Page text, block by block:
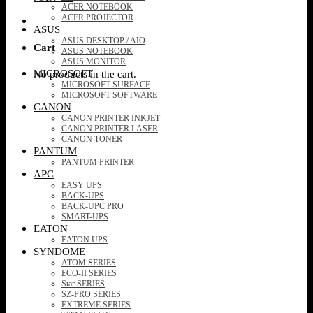
Cart
No products in the cart.
ACER NOTEBOOK
ACER PROJECTOR
ASUS
ASUS DESKTOP / AIO
ASUS NOTEBOOK
ASUS MONITOR
MICROSOFT
MICROSOFT SURFACE
MICROSOFT SOFTWARE
CANON
CANON PRINTER INKJET
CANON PRINTER LASER
CANON TONER
PANTUM
PANTUM PRINTER
APC
EASY UPS
BACK-UPS
BACK-UPC PRO
SMART-UPS
EATON
EATON UPS
SYNDOME
ATOM SERIES
ECO-II SERIES
Star SERIES
SZ-PRO SERIES
EXTREME SERIES